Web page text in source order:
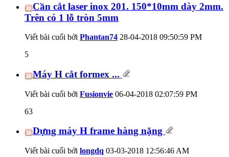
Cần cắt laser inox 201. 150*10mm dày 2mm.
Trên có 1 lỗ tròn 5mm
Viết bài cuối bởi Phantan74 28-04-2018 09:50:59 PM
5
Máy H cắt formex ...
Viết bài cuối bởi Fusionvie 06-04-2018 02:07:59 PM
63
Dựng máy H frame hàng nặng
Viết bài cuối bởi longdq 03-03-2018 12:56:46 AM